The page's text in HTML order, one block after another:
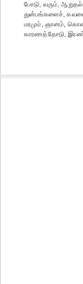
போடு, வரும்,
துன்பங்களைச்,
மரமும், ஞானம்,
காரணத்தோடு,